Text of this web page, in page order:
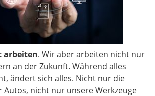
arbeiten. Wir aber arbeiten nicht nur
an der Zukunft. Während alles
ändert sich alles. Nicht nur die
Autos, nicht nur unsere Werkzeuge